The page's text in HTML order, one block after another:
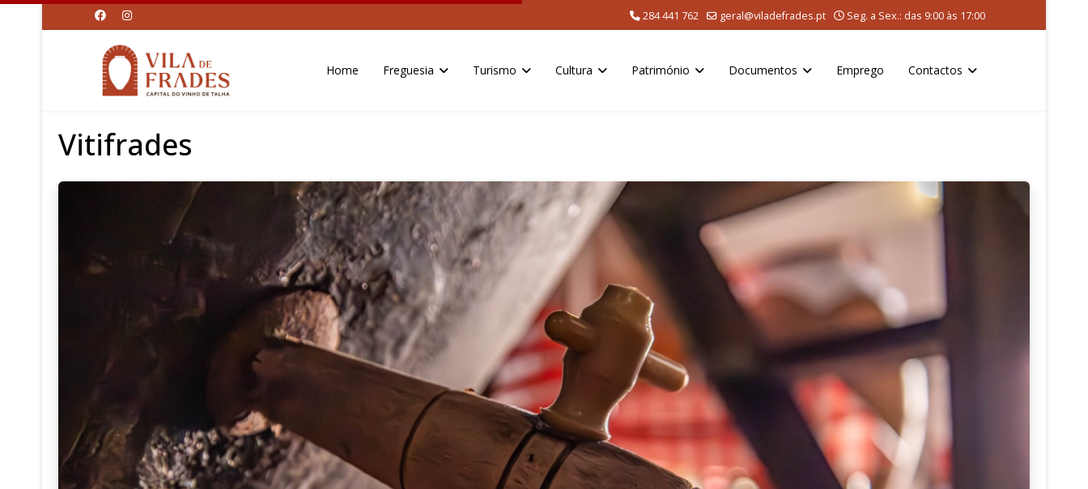
284 441 762 geral@viladefrades.pt Seg. a Sex.: das 9:00 às 17:00
Home Freguesia Turismo Cultura Património Documentos Emprego Contactos
Vitifrades